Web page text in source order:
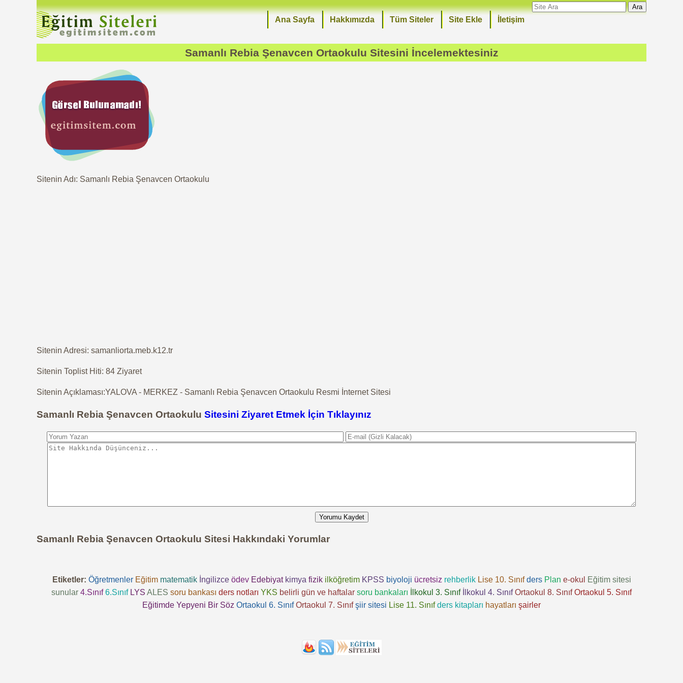
Ara
İletişim
Site Ekle
Tüm Siteler
Hakkımızda
Ana Sayfa
Samanlı Rebia Şenavcen Ortaokulu Sitesini İncelemektesiniz
Sitenin Adı: Samanlı Rebia Şenavcen Ortaokulu
Sitenin Adresi: samanliorta.meb.k12.tr
Sitenin Toplist Hiti: 84 Ziyaret
Sitenin Açıklaması:YALOVA - MERKEZ - Samanlı Rebia Şenavcen Ortaokulu Resmi İnternet Sitesi
Samanlı Rebia Şenavcen Ortaokulu Sitesini Ziyaret Etmek İçin Tıklayınız
Yorumu Kaydet
Samanlı Rebia Şenavcen Ortaokulu Sitesi Hakkındaki Yorumlar
Etiketler: Öğretmenler Eğitim matematik İngilizce ödev Edebiyat kimya fizik ilköğretim KPSS biyoloji ücretsiz rehberlik Lise 10. Sınıf ders Plan e-okul
Eğitim sitesi
sunular 4.Sınıf 6.Sınıf LYS ALES soru bankası ders notları YKS belirli gün ve haftalar soru bankaları İlkokul 3. Sınıf İlkokul 4. Sınıf Ortaokul 8. Sınıf Ortaokul 5. Sınıf
Eğitimde Yepyeni Bir Söz Ortaokul 6. Sınıf Ortaokul 7. Sınıf şiir sitesi Lise 11. Sınıf ders kitapları hayatları şairler